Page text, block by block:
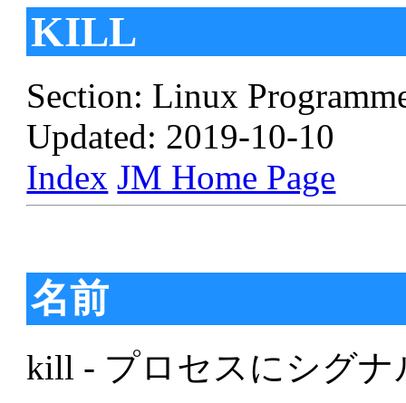
KILL
Section: Linux
Updated: 2019-10-10
Index JM Home Page
名前
kill - プロセスにシグ